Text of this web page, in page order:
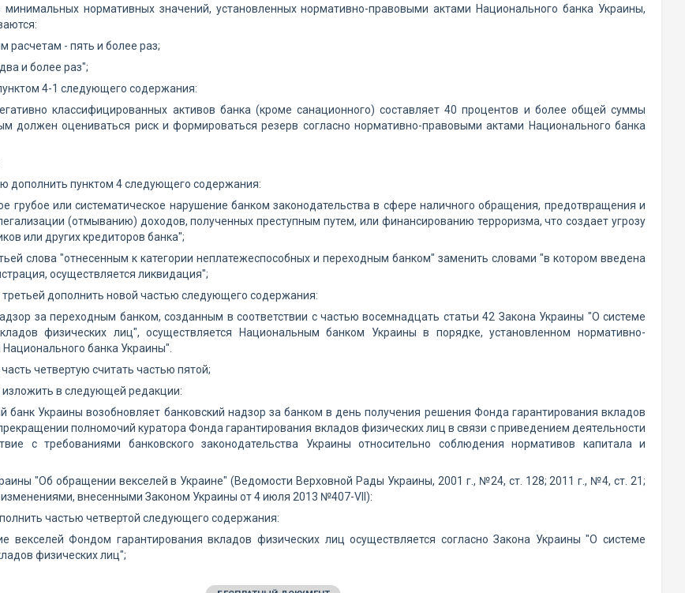
минимальных нормативных значений, установленных нормативно-правовыми актами Национального банка Украины,
расчетам - пять и более раз;
и более раз";
4-1 следующего содержания:
классифицированных активов банка (кроме санационного) составляет 40 процентов и более общей суммы
должен оцениваться риск и формироваться резерв согласно нормативно-правовыми актами Национального банка
дополнить пунктом 4 следующего содержания:
грубое или систематическое нарушение банком законодательства в сфере наличного обращения, предотвращения и
(отмыванию) доходов, полученных преступным путем, или финансированию терроризма, что создает угрозу
или других кредиторов банка";
слова "отнесенным к категории неплатежеспособных и переходным банком" заменить словами "в котором введена
осуществляется ликвидация";
третьей дополнить новой частью следующего содержания:
за переходным банком, созданным в соответствии с частью восемнадцать статьи 42 Закона Украины "О системе
физических лиц", осуществляется Национальным банком Украины в порядке, установленном нормативно-
банка Украины".
четвертую считать частью пятой;
изложить в следующей редакции:
банк Украины возобновляет банковский надзор за банком в день получения решения Фонда гарантирования вкладов
полномочий куратора Фонда гарантирования вкладов физических лиц в связи с приведением деятельности
с требованиями банковского законодательства Украины относительно соблюдения нормативов капитала и
"Об обращении векселей в Украине" (Ведомости Верховной Рады Украины, 2001 г., №24, ст. 128; 2011 г., №4, ст. 21;
изменениями, внесенными Законом Украины от 4 июля 2013 №407-VII):
частью четвертой следующего содержания:
векселей Фондом гарантирования вкладов физических лиц осуществляется согласно Закона Украины "О системе
физических лиц";